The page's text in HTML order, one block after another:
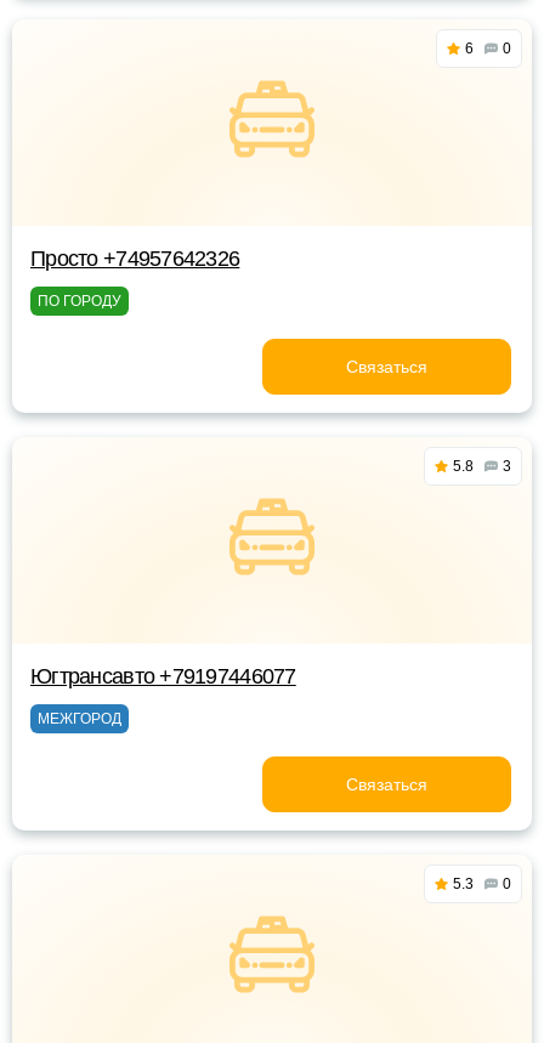
6 0
Просто +74957642326
ПО ГОРОДУ
Связаться
5.8 3
Югтрансавто +79197446077
МЕЖГОРОД
Связаться
5.3 0